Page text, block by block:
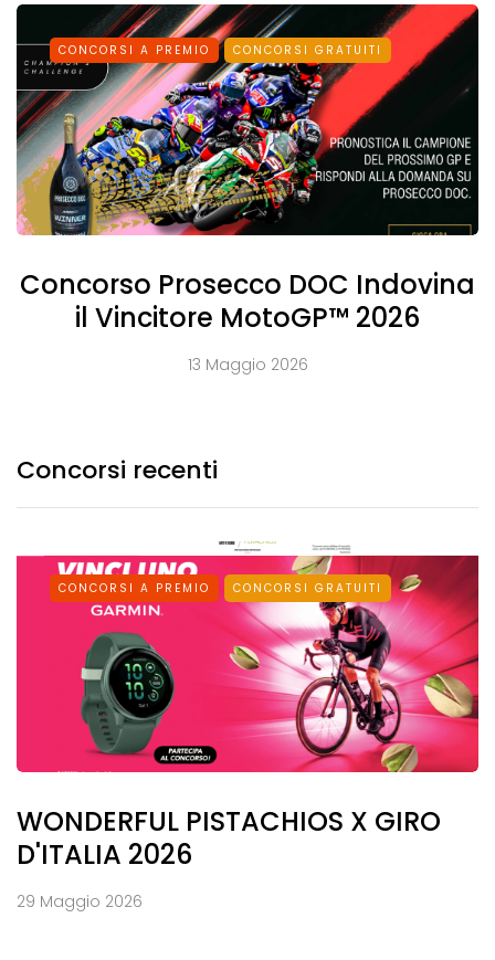
CONCORSI A PREMIO CONCORSI GRATUITI
Concorso Prosecco DOC Indovina
il Vincitore MotoGP™ 2026
13 Maggio 2026
Concorsi recenti
CONCORSI A PREMIO CONCORSI GRATUITI
WONDERFUL PISTACHIOS X GIRO
D'ITALIA 2026
29 Maggio 2026